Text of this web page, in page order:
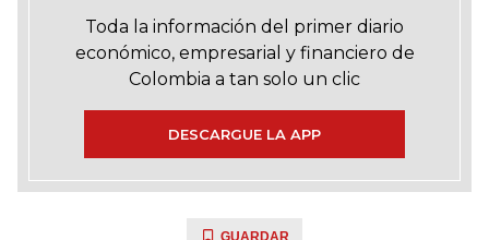
Toda la información del primer diario
económico, empresarial y financiero de
Colombia a tan solo un clic
DESCARGUE LA APP
GUARDAR